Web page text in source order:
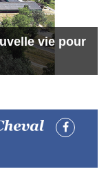
vie pour